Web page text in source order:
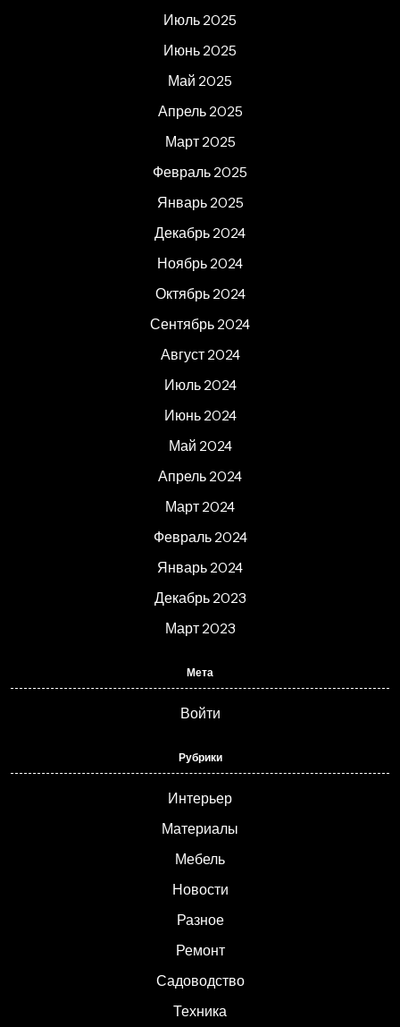
Июль 2025
Июнь 2025
Май 2025
Апрель 2025
Март 2025
Февраль 2025
Январь 2025
Декабрь 2024
Ноябрь 2024
Октябрь 2024
Сентябрь 2024
Август 2024
Июль 2024
Июнь 2024
Май 2024
Апрель 2024
Март 2024
Февраль 2024
Январь 2024
Декабрь 2023
Март 2023
Мета
Войти
Рубрики
Интерьер
Материалы
Мебель
Новости
Разное
Ремонт
Садоводство
Техника